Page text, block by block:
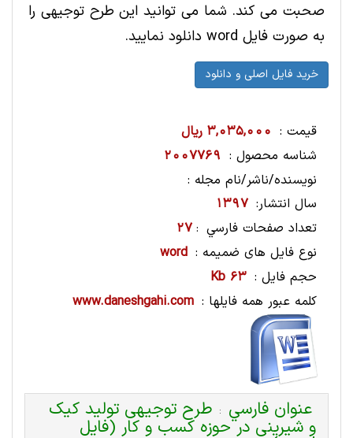
صحبت می کند. شما می توانید این طرح توجیهی را
به صورت فایل word دانلود نمایید.
قیمت : 3,035,000 ریال
شناسه محصول : 2007769
نویسنده/ناشر/نام مجله :
سال انتشار: 1397
تعداد صفحات فارسي :
27
نوع فایل های ضمیمه : word
حجم فایل : 63 Kb
کلمه عبور همه فایلها : www.daneshgahi.com
عنوان فارسي : طرح توجیهی تولید کیک
و شیرینی در حوزه کسب و کار (فایل